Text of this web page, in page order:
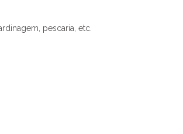
pescaria, etc.